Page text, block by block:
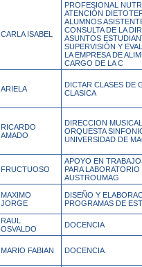
CARLA ISABEL
PROFESIONAL
ATENCIÓN
ALUMNOS
CONSULTA DE LA
ASUNTOS
SUPERVISIÓN Y
LA EMPRESA DE
CARGO DE LA C
ARIELA
DICTAR CLASES DE
CLASICA
RICARDO
AMADO
DIRECCION
ORQUESTA
UNIVERSIDAD DE
FRUCTUOSO
APOYO EN
PARA LABORATORIO
AUSTROUMAG
MAXIMO
JORGE
DISEÑO Y
PROGRAMAS DE
RAUL
OSVALDO
DOCENCIA
MARIO FABIAN DOCENCIA